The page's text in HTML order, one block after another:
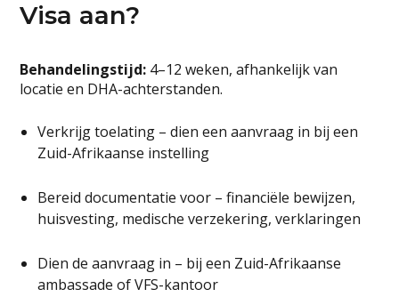
Visa aan?
Behandelingstijd: 4–12 weken, afhankelijk van
locatie en DHA-achterstanden.
Verkrijg toelating – dien een aanvraag in bij een
Zuid-Afrikaanse instelling
Bereid documentatie voor – financiële bewijzen,
huisvesting, medische verzekering, verklaringen
Dien de aanvraag in – bij een Zuid-Afrikaanse
ambassade of VFS-kantoor